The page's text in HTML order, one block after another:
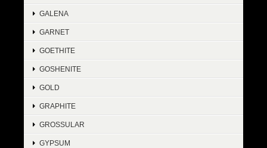
GALENA
GARNET
GOETHITE
GOSHENITE
GOLD
GRAPHITE
GROSSULAR
GYPSUM